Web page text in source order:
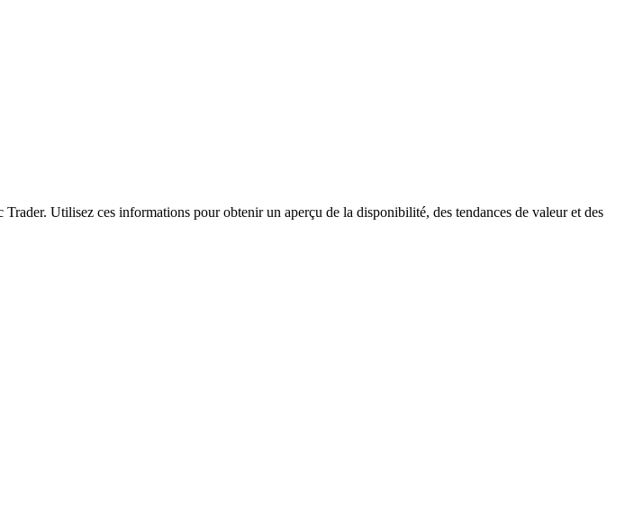
Utilisez ces informations pour obtenir un aperçu de la disponibilité, des tendances de valeur et des